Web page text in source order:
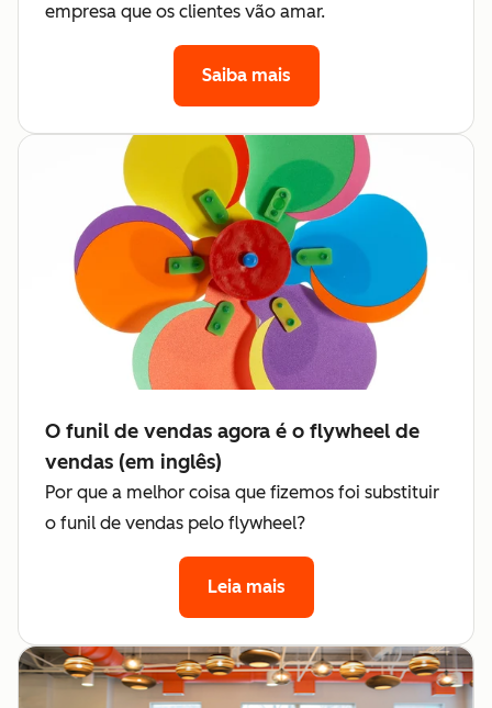
empresa que os clientes vão amar.
Saiba mais
O funil de vendas agora é o flywheel de
vendas (em inglês)
Por que a melhor coisa que fizemos foi substituir
o funil de vendas pelo flywheel?
Leia mais